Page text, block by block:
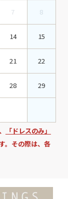
7 8
14 15
21 22
28 29
「ドレスのみ」
。その際は、各